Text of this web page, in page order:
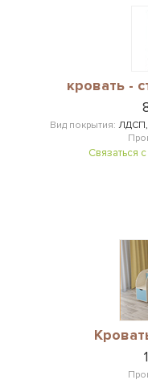
кровать -
Вид покрытия: ЛДСП,
Связаться